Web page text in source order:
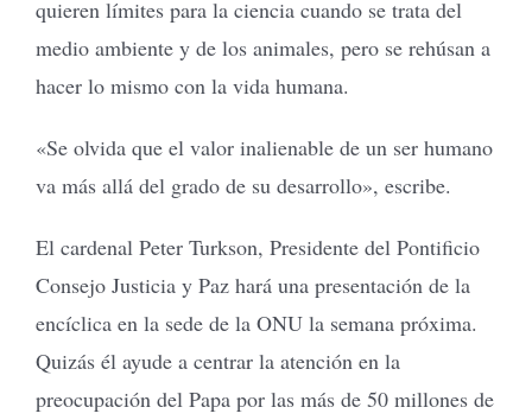
quieren límites para la ciencia cuando se trata del
medio ambiente y de los animales, pero se rehúsan a
hacer lo mismo con la vida humana.
«Se olvida que el valor inalienable de un ser humano
va más allá del grado de su desarrollo», escribe.
El cardenal Peter Turkson, Presidente del Pontificio
Consejo Justicia y Paz hará una presentación de la
encíclica en la sede de la ONU la semana próxima.
Quizás él ayude a centrar la atención en la
preocupación del Papa por las más de 50 millones de